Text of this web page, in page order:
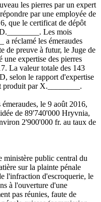
les pierres par un expert
par une employée de
que le certificat de dépôt
Les mois
a réclamé les émeraudes
de preuve à futur, le Juge de
expertise des pierres
La valeur totale des 143
selon le rapport d'expertise
produit par X.________.
le 9 août 2016,
de 89'740'000 Hryvnia,
2'900'000 fr. au taux de
ministère public central du
sur la plainte pénale
l'infraction d'escroquerie, le
à l'ouverture d'une
pas réunies, faute de